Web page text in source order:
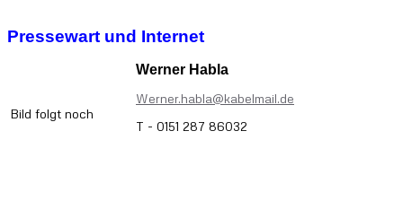
Pressewart und Internet
Bild folgt noch
Werner Habla
Werner.habla@kabelmail.de
T - 0151 287 86032